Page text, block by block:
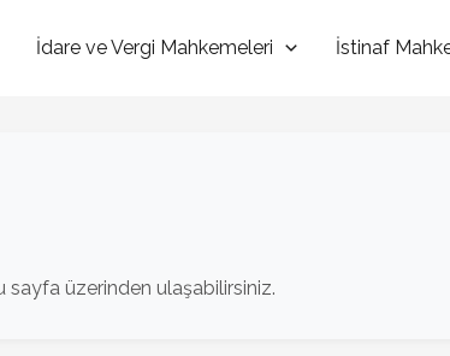
İdare ve Vergi Mahkemeleri İstinaf
üzerinden ulaşabilirsiniz.